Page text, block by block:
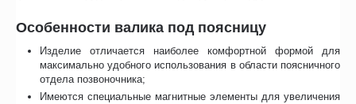
Особенности валика под поясницу
Изделие отличается наиболее комфортной формой для
максимально удобного использования в области поясничного
отдела позвоночника;
Имеются специальные магнитные элементы для увеличения